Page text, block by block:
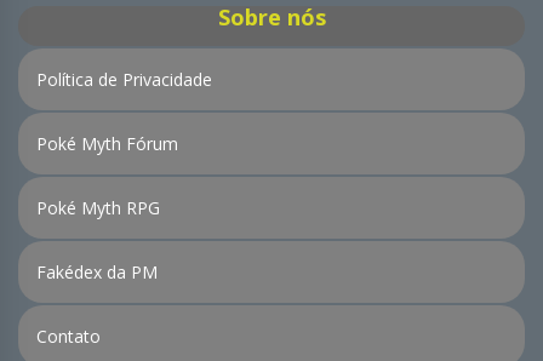
Sobre nós
Política de Privacidade
Poké Myth Fórum
Poké Myth RPG
Fakédex da PM
Contato